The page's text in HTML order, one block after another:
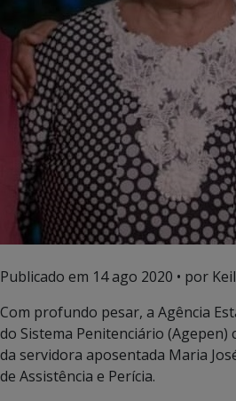
Publicado em 14 ago 2020 • por
Com profundo pesar, a Agência
do Sistema Penitenciário (Agepen)
da servidora aposentada Maria
de Assistência e Perícia.